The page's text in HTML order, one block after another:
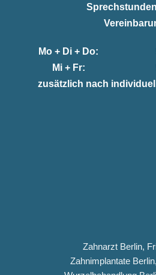
Mo + Di + Do:
Mi + Fr:
zusätzlich nach
Zahnarzt Berlin,
Zahnimplantate